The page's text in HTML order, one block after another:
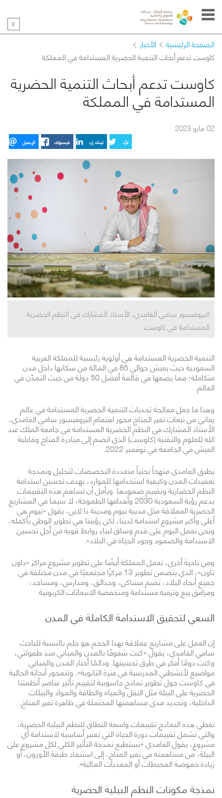
الصفحة الرئيسية
الأخبار
كاوست تدعم أبحاث التنمية الحضرية المستدامة في المملكة
كاوست تدعم أبحاث التنمية الحضرية
المستدامة في المملكة
02 مايو 2023
الإيميل فيسبوك لينكد إن غرِّد
البروفيسور سامي الغامدي، الأستاذ المشارك في النظم الحضرية
المستدامة في كاوست.
التنمية الحضرية المستدامة هي أولوية رئيسية للمملكة العربية
السعودية حيث يعيش حوالي 85 في المائة من سكانها داخل مدن
متكاملة؛ مما يضعها في قائمة أفضل 50 دولة من حيث التمدّن في
العالم.
وهذا ما جعل معالجة تحديات التنمية الحضرية المستدامة في عالم
يعاني من تبعات تغير المناخ محور اهتمام البروفيسور سامي الغامدي،
الأستاذ المشارك في النظم الحضرية المستدامة في جامعة الملك عبد
الله للعلوم والتقنية (كاوست) الذي انضم إلى مبادرة المناخ وقابلية
العيش في الجامعة في نوفمبر 2022.
يطبق الغامدي منهجاً بحثياً متعددة التخصصات لتحليل ونمذجة
تعقيدات المدن وكيفية استخدامها للموارد، بهدف تحسين استدامة
النظم الحضارية وتقييم صمودها. ويأمل أن تساهم هذه التقييمات
بدعم رؤية السعودية 2030 وأهدافها الطموحة، لا سيما في المشاريع
الحضرية العملاقة مثل مدينة نيوم ومدينة ذا لاين، يقول «نيوم هي
أغلى وأكبر مشروع استدامة لدينا، لكن رؤيتنا هي تطوير الوطن بأكمله،
ونحن نعمل اليوم على قدم وساق لبناء روابط قوية من أجل تحسين
الاستدامة والصمود وجود الحياة في البلاد».
ومن ناحية أخرى، تعمل المملكة أيضًا على تطوير مشروع مراكز «داون
تاون»، الذي يتضمن تطوير 13 مركزًا مجتمعيًا في مدن مختلفة في
جميع أنحاء البلاد، تضم مساكن، وحدائق، ومدارس، ومساجد،
ومرافق بيع وترفيه مستدامة ومنخفضة الانبعاثات الكربونية.
السعي لتحقيق الاستدامة الكاملة في المدن
إن العمل على مشاريع عملاقة بهذا الحجم هو حلم بالنسبة للباحث
سامي الغامدي، يقول «كنت شغوفًا بالمدن والمباني منذ طفولتي،
وكنت دومًا أفكر في طرق تحسينها. ودائمًا أختار المدن والمباني
مواضيع لأنشطتي المدرسية في فترة الثانوية». وتتمحور أبحاثه الحالية
في كاوست حول تطوير نماذج حاسوبية لتقييم تأثير عناصر أنظمتنا
الحضرية على البيئة مثل النقل والمياه والطاقة والمواد والبيئات
الداخلية، وتحديد مدى مساهمتها المحتملة في ظاهرة تغير المناخ.
تغطي هذه النماذج تقييمات واسعة النطاق للنظم البيئية الحضرية،
والتي تشمل تقييمات دورة الحياة التي تعتبر أساسية لاستدامة أي
مشروع، يقول الغامدي «نستطيع نمذجة التأثير الكلي لكل مشروع على
البيئة، من مساهمته في تغير المناخ، إلى استنفاد طبقة الأوزون، أو
زيادة حموضة المحيطات أو المغذيات المائية».
نمذجة مكونات النظم البيئية الحضرية